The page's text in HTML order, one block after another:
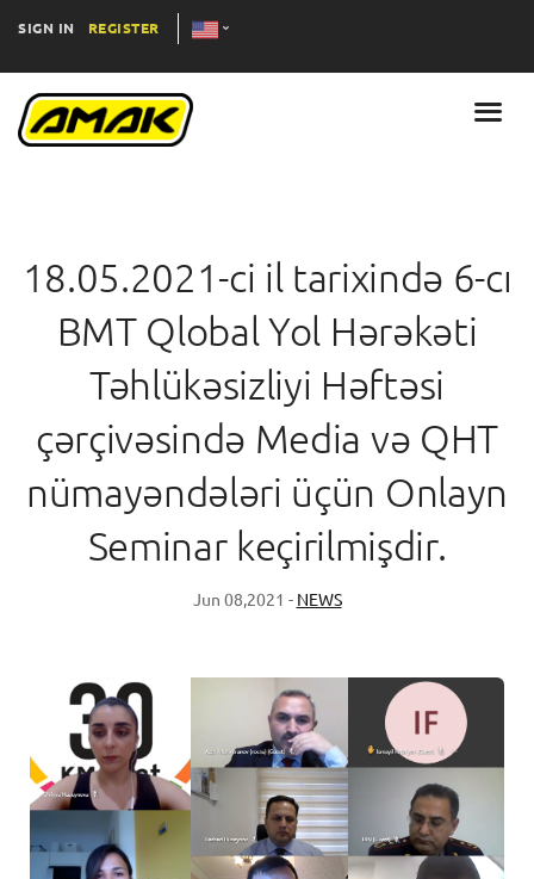
SIGN IN REGISTER
18.05.2021-ci il tarixində 6-cı
BMT Qlobal Yol Hərəkəti
Təhlükəsizliyi Həftəsi
çərçivəsində Media və QHT
nümayəndələri üçün Onlayn
Seminar keçirilmişdir.
Jun 08,2021 - NEWS